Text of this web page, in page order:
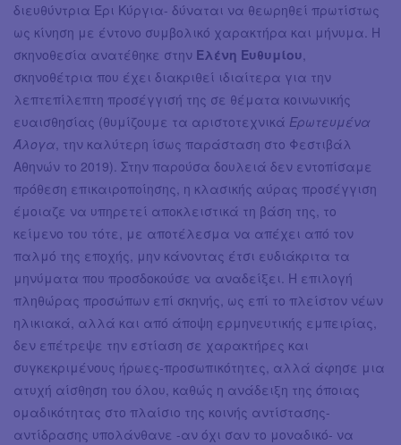
διευθύντρια Έρι Κύργια- δύναται να θεωρηθεί πρωτίστως
ως κίνηση με έντονο συμβολικό χαρακτήρα και μήνυμα. Η
σκηνοθεσία ανατέθηκε στην Ελένη Ευθυμίου,
σκηνοθέτρια που έχει διακριθεί ιδιαίτερα για την
λεπτεπίλεπτη προσέγγισή της σε θέματα κοινωνικής
ευαισθησίας (θυμίζουμε τα αριστοτεχνικά Ερωτευμένα
Άλογα, την καλύτερη ίσως παράσταση στο Φεστιβάλ
Αθηνών το 2019). Στην παρούσα δουλειά δεν εντοπίσαμε
πρόθεση επικαιροποίησης, η κλασικής αύρας προσέγγιση
έμοιαζε να υπηρετεί αποκλειστικά τη βάση της, το
κείμενο του τότε, με αποτέλεσμα να απέχει από τον
παλμό της εποχής, μην κάνοντας έτσι ευδιάκριτα τα
μηνύματα που προσδοκούσε να αναδείξει. Η επιλογή
πληθώρας προσώπων επί σκηνής, ως επί το πλείστον νέων
ηλικιακά, αλλά και από άποψη ερμηνευτικής εμπειρίας,
δεν επέτρεψε την εστίαση σε χαρακτήρες και
συγκεκριμένους ήρωες-προσωπικότητες, αλλά άφησε μια
ατυχή αίσθηση του όλου, καθώς η ανάδειξη της όποιας
ομαδικότητας στο πλαίσιο της κοινής αντίστασης-
αντίδρασης υπολάνθανε -αν όχι σαν το μοναδικό- να